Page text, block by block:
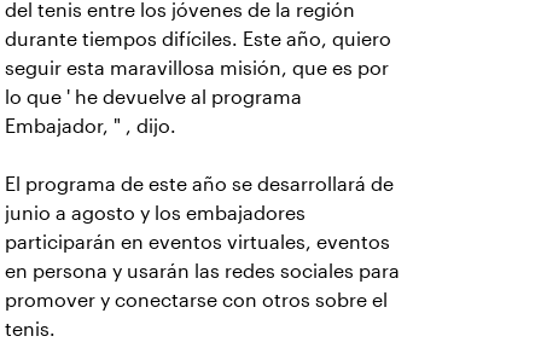
del tenis entre los jóvenes de la región
durante tiempos difíciles. Este año, quiero
seguir esta maravillosa misión, que es por
lo que ' he devuelve al programa
Embajador, " , dijo.
El programa de este año se desarrollará de
junio a agosto y los embajadores
participarán en eventos virtuales, eventos
en persona y usarán las redes sociales para
promover y conectarse con otros sobre el
tenis.